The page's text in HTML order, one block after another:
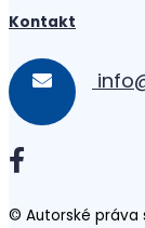
Kontakt
© Autorské práva